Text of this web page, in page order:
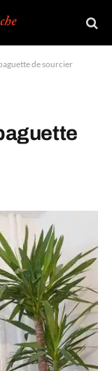
de sourcier